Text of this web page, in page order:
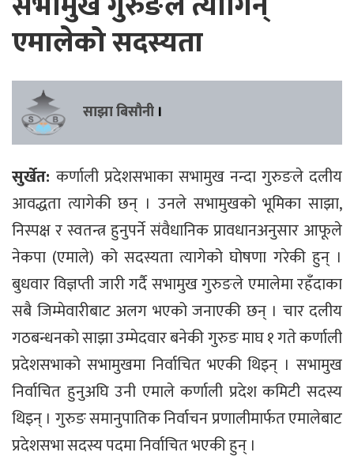
एमालेको सदस्यता
साझा बिसौनी ।
सुर्खेत: कर्णाली प्रदेशसभाका सभामुख नन्दा गुरुङले दलीय
आवद्धता त्यागेकी छन् । उनले सभामुखको भूमिका साझा,
निस्पक्ष र स्वतन्त्र हुनुपर्ने संवैधानिक प्रावधानअनुसार आफूले
नेकपा (एमाले) को सदस्यता त्यागेको घोषणा गरेकी हुन् ।
बुधवार विज्ञप्ती जारी गर्दै सभामुख गुरुङले एमालेमा रहँदाका
सबै जिम्मेवारीबाट अलग भएको जनाएकी छन् । चार दलीय
गठबन्धनको साझा उम्मेदवार बनेकी गुरुङ माघ १ गते कर्णाली
प्रदेशसभाको सभामुखमा निर्वाचित भएकी थिइन् । सभामुख
निर्वाचित हुनुअघि उनी एमाले कर्णाली प्रदेश कमिटी सदस्य
थिइन् । गुरुङ समानुपातिक निर्वाचन प्रणालीमार्फत एमालेबाट
प्रदेशसभा सदस्य पदमा निर्वाचित भएकी हुन् ।